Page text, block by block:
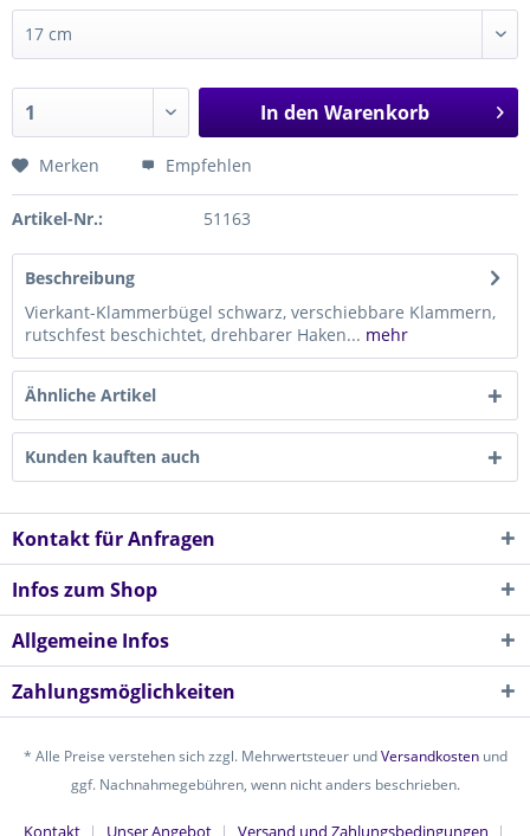
In den Warenkorb
Merken Empfehlen
Artikel-Nr.: 51163
Beschreibung
Vierkant-Klammerbügel schwarz, verschiebbare Klammern,
rutschfest beschichtet, drehbarer Haken... mehr
Ähnliche Artikel
Kunden kauften auch
Kontakt für Anfragen
Infos zum Shop
Allgemeine Infos
Zahlungsmöglichkeiten
* Alle Preise verstehen sich zzgl. Mehrwertsteuer undVersandkostenund
ggf. Nachnahmegebühren, wenn nicht anders beschrieben.
Kontakt Unser Angebot Versand und Zahlungsbedingungen